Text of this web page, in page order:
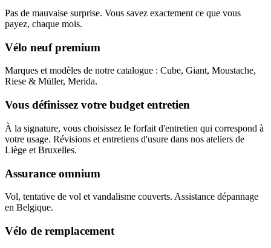
Pas de mauvaise surprise. Vous savez exactement ce que vous
payez, chaque mois.
Vélo neuf premium
Marques et modèles de notre catalogue : Cube, Giant, Moustache,
Riese & Müller, Merida.
Vous définissez votre budget entretien
À la signature, vous choisissez le forfait d'entretien qui correspond à
votre usage. Révisions et entretiens d'usure dans nos ateliers de
Liège et Bruxelles.
Assurance omnium
Vol, tentative de vol et vandalisme couverts. Assistance dépannage
en Belgique.
Vélo de remplacement